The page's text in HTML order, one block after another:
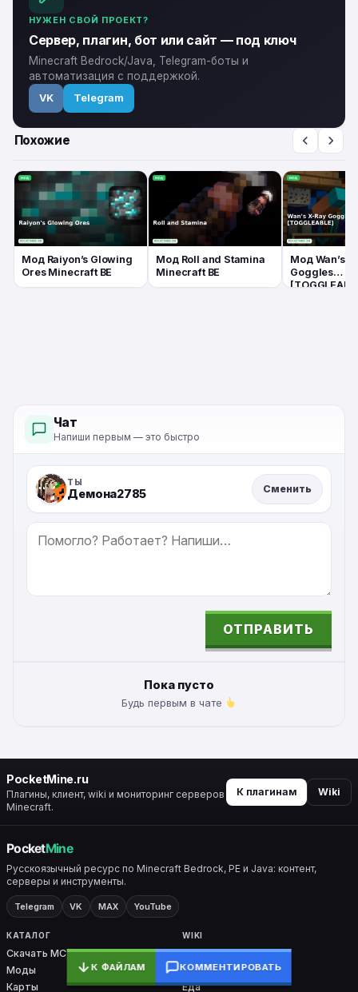
НУЖЕН СВОЙ ПРОЕКТ?
Сервер, плагин, бот или сайт — под ключ
Minecraft Bedrock/Java, Telegram-боты и
автоматизация с поддержкой.
VK Telegram
Похожие
Мод Raiyon’s Glowing
Ores Minecraft BE
Мод Roll and Stamina
Minecraft BE
Мод Wan’s
Goggles
Чат
Напиши первым — это быстро
ТЫ
Демона2785 Сменить
СООБЩЕНИЕ
ОТПРАВИТЬ
Пока пусто
Будь первым в чате
PocketMine.ru
Плагины, клиент, wiki и мониторинг серверов
Minecraft.
К плагинам Wiki
Русскоязычный ресурс по Minecraft Bedrock, PE и Java: контент,
серверы и инструменты.
Telegram VK MAX YouTube
КАТАЛОГ
Скачать MC
Моды
Карты
WIKI
Все разделы
Крафты
Еда
К ФАЙЛАМ КОММЕНТИРОВАТЬ